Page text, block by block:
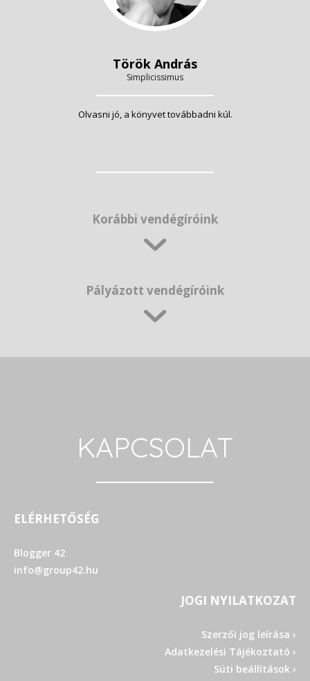
Török András
Simplicissimus
Olvasni jó, a könyvet továbbadni kúl.
Korábbi vendégíróink
Pályázott vendégíróink
KAPCSOLAT
ELÉRHETŐSÉG
Blogger 42
info@group42.hu
JOGI NYILATKOZAT
Szerzői jog leírása ›
Adatkezelési Tájékoztató ›
Süti beállítások ›